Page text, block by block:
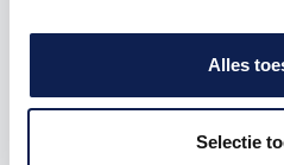
Alles
Selectie
2) Hoeveel freesletters wil
aantal letters aan